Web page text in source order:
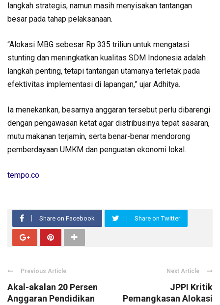
langkah strategis, namun masih menyisakan tantangan
besar pada tahap pelaksanaan.
“Alokasi MBG sebesar Rp 335 triliun untuk mengatasi
stunting dan meningkatkan kualitas SDM Indonesia adalah
langkah penting, tetapi tantangan utamanya terletak pada
efektivitas implementasi di lapangan,” ujar Adhitya.
Ia menekankan, besarnya anggaran tersebut perlu dibarengi
dengan pengawasan ketat agar distribusinya tepat sasaran,
mutu makanan terjamin, serta benar-benar mendorong
pemberdayaan UMKM dan penguatan ekonomi lokal.
tempo.co
Share on Facebook Share on Twitter
Previous Article
Akal-akalan 20 Persen
Anggaran Pendidikan
Next Article
JPPI Kritik
Pemangkasan Alokasi